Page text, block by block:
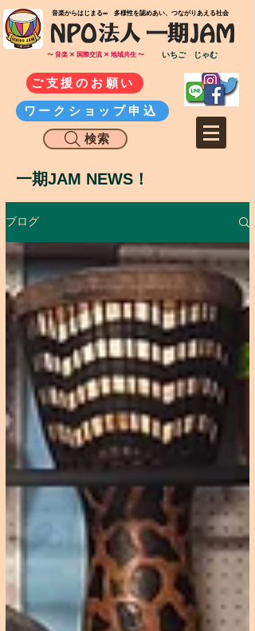
​音楽からはじまる∞ 多様性を認めあい、つながりあえる社会
〜 音楽 ✕ 国際交流 ✕ 地域共生 〜 いちご じゃむ
ご支援のお願い
ワークショップ申込
検索
一期JAM NEWS！
ブログ